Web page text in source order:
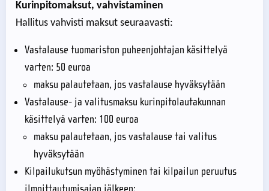
Kurinpitomaksut, vahvistaminen
Hallitus vahvisti maksut seuraavasti:
Vastalause tuomariston puheenjohtajan käsittelyä
varten: 50 euroa
maksu palautetaan, jos vastalause hyväksytään
Vastalause- ja valitusmaksu kurinpitolautakunnan
käsittelyä varten: 100 euroa
maksu palautetaan, jos vastalause tai valitus
hyväksytään
Kilpailukutsun myöhästyminen tai kilpailun peruutus